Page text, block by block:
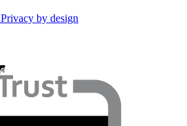
Privacy by design